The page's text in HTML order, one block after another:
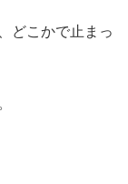
どこかで止まっ